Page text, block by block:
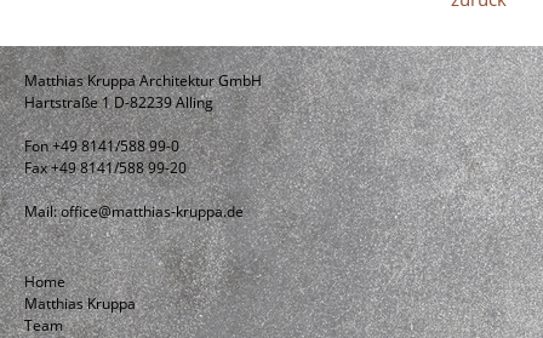
Matthias Kruppa Architektur GmbH
Hartstraße 1 D-82239 Alling
Fon +49 8141/588 99-0
Fax +49 8141/588 99-20
Mail:office@matthias-kruppa.de
Home
Matthias Kruppa
Team